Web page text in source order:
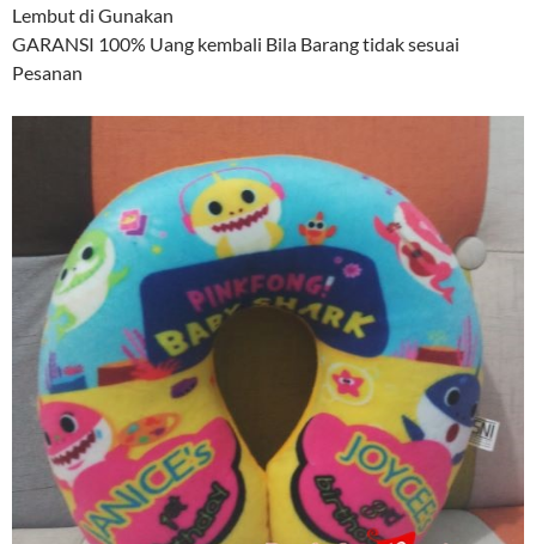
Lembut di Gunakan
GARANSI 100% Uang kembali Bila Barang tidak sesuai
Pesanan